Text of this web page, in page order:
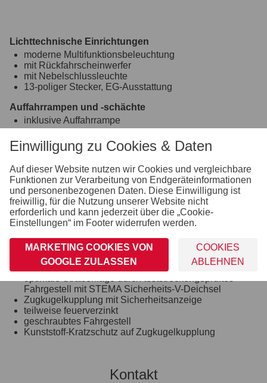
Lichttechnische Einrichtungen
moderne Multifunktionsbeleuchtung
mit Rückfahrscheinwerfer
mit Nebelschlussleuchte
13-poliger Stecker, EG-Ausstattung
Auffahrrampen und -schächte
inklusive Auffahrrampe
Zahlreiche Verzurrmöglichkeiten
Räder und Achsen
robuste Gummifederachse
wartungsfreie Kompaktradlager
stoßfeste Kunststoffkotflügel
Bordwand, Reling und Co.
Wetterschutz
Fahrgestell und Rahmen
Fahrgestell mit STEMA Sicherheits-V-Deichsel
Zugkugelkupplung mit Sicherheitsanzeige
teilweise feuerverzinkt
geschraubtes Fahrgestell
Kunststoff-Kratzschutz auf Zugkugelkupplung
Kontakt
Einwilligung zu Cookies & Daten
Auf dieser Website nutzen wir Cookies und vergleichbare
Funktionen zur Verarbeitung von Endgeräteinformationen
und personenbezogenen Daten. Diese Einwilligung ist
freiwillig, für die Nutzung unserer Website nicht
erforderlich und kann jederzeit über die „Cookie-
Einstellungen“ im Footer widerrufen werden.
MARKETING COOKIES VON
GOOGLE ZULASSEN
COOKIES
ABLEHNEN